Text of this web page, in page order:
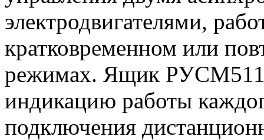
электродвигателями,
кратковременном или
режимах. Ящик
индикацию работы
подключения